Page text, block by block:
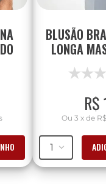
BLUSÃO
LONGA
R$
Ou3 x de
1